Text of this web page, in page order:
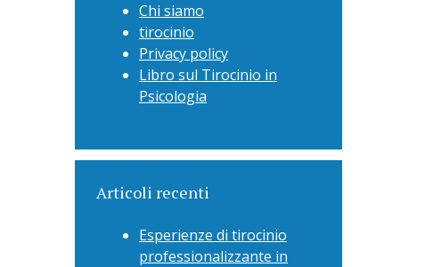
Chi siamo
tirocinio
Privacy policy
Libro sul Tirocinio in
Psicologia
Articoli recenti
Esperienze di tirocinio
professionalizzante in